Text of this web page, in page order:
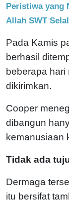
Peristiwa yang
Allah SWT
Pada Kamis
berhasil
beberapa hari
dikirimkan.
Cooper
dibangun
kemanusiaan
Tidak ada
Dermaga
itu bersifat